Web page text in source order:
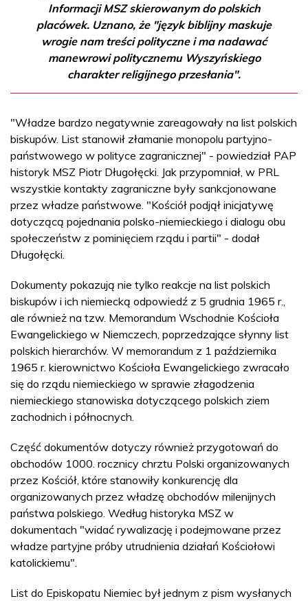
Informacji MSZ skierowanym do polskich
placówek. Uznano, że "język biblijny maskuje
wrogie nam treści polityczne i ma nadawać
manewrowi politycznemu Wyszyńskiego
charakter religijnego przesłania".
"Władze bardzo negatywnie zareagowały na list polskich
biskupów. List stanowił złamanie monopolu partyjno-
państwowego w polityce zagranicznej" - powiedział PAP
historyk MSZ Piotr Długołęcki. Jak przypomniał, w PRL
wszystkie kontakty zagraniczne były sankcjonowane
przez władze państwowe. "Kościół podjął inicjatywę
dotyczącą pojednania polsko-niemieckiego i dialogu obu
społeczeństw z pominięciem rządu i partii" - dodał
Długołęcki.
Dokumenty pokazują nie tylko reakcje na list polskich
biskupów i ich niemiecką odpowiedź z 5 grudnia 1965 r.,
ale również na tzw. Memorandum Wschodnie Kościoła
Ewangelickiego w Niemczech, poprzedzające słynny list
polskich hierarchów. W memorandum z 1 października
1965 r. kierownictwo Kościoła Ewangelickiego zwracało
się do rządu niemieckiego w sprawie złagodzenia
niemieckiego stanowiska dotyczącego polskich ziem
zachodnich i północnych.
Część dokumentów dotyczy również przygotowań do
obchodów 1000. rocznicy chrztu Polski organizowanych
przez Kościół, które stanowiły konkurencję dla
organizowanych przez władzę obchodów milenijnych
państwa polskiego. Według historyka MSZ w
dokumentach "widać rywalizację i podejmowane przez
władze partyjne próby utrudnienia działań Kościołowi
katolickiemu".
List do Episkopatu Niemiec był jednym z pism wysłanych